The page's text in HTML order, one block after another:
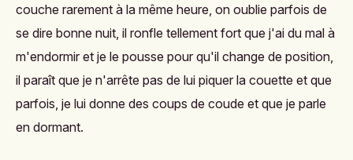
couche rarement à la même heure, on oublie parfois de
se dire bonne nuit, il ronfle tellement fort que j'ai du mal à
m'endormir et je le pousse pour qu'il change de position,
il paraît que je n'arrête pas de lui piquer la couette et que
parfois, je lui donne des coups de coude et que je parle
en dormant.